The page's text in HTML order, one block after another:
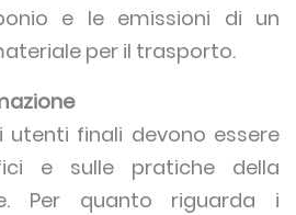
e le emissioni di un
per il trasporto.
utenti finali devono essere
e sulle pratiche della
Per quanto riguarda i